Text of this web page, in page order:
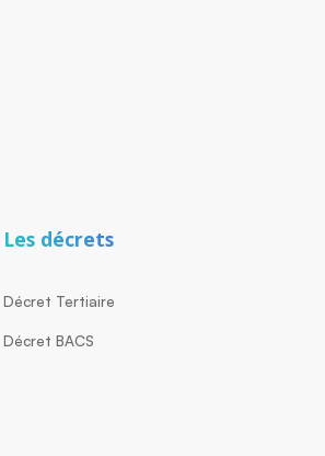
Les décrets
Décret Tertiaire
Décret BACS